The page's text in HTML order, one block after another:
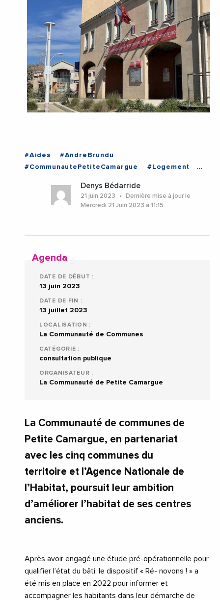
#Aides
#AndreBrundu
#CommunautePetiteCamargue
#Logement
#Occitanie
#Vauvert
Denys Bédarride
21 juin 2023
Dernière mise à jour le
Mercredi 21 Juin 2023 à 11:15
Agenda
DATE DE DÉBUT :
13 juin 2023
DATE DE FIN :
13 juillet 2023
LOCALISATION :
La Communauté de Communes
CATÉGORIE :
consultation publique
ORGANISATEUR :
La Communauté de Petite Camargue
La Communauté de communes de
Petite Camargue, en partenariat
avec les cinq communes du
territoire et l’Agence Nationale de
l’Habitat, poursuit leur ambition
d’améliorer l’habitat de ses centres
anciens.
Après avoir engagé une étude pré-opérationnelle pour
qualifier l’état du bâti, le dispositif « Ré- novons ! » a
été mis en place en 2022 pour informer et
accompagner les habitants dans leur démarche de